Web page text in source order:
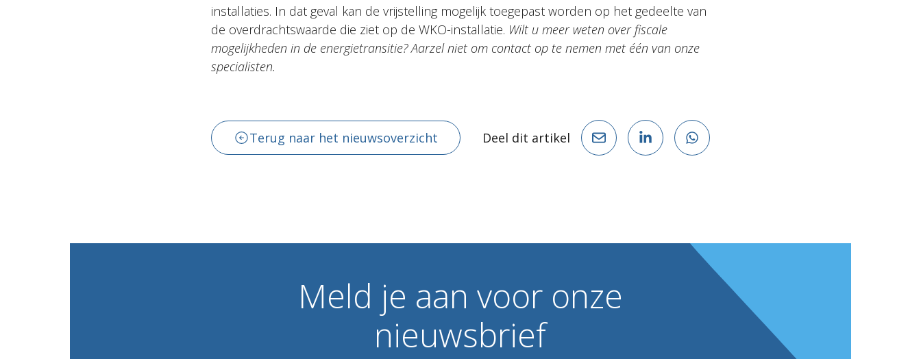
installaties. In dat geval kan de vrijstelling mogelijk toegepast worden op het gedeelte van
de overdrachtswaarde die ziet op de WKO-installatie. Wilt u meer weten over fiscale
mogelijkheden in de energietransitie? Aarzel niet om contact op te nemen met één van onze
specialisten.
Terug naar het nieuwsoverzicht Deel dit artikel
Meld je aan voor onze
nieuwsbrief